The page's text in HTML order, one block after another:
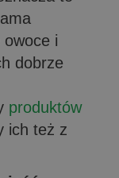
i
dobrze
produktów
ich też z